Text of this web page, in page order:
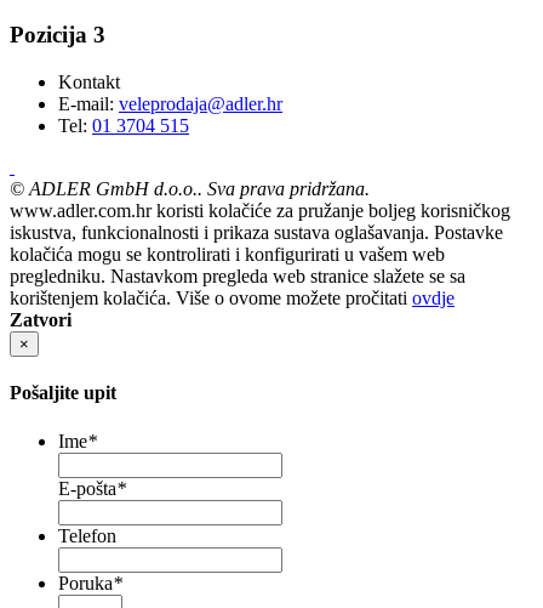
Pozicija 3
Kontakt
E-mail: veleprodaja@adler.hr
Tel: 01 3704 515
© ADLER GmbH d.o.o.. Sva prava pridržana.
www.adler.com.hr koristi kolačiće za pružanje boljeg korisničkog
iskustva, funkcionalnosti i prikaza sustava oglašavanja. Postavke
kolačića mogu se kontrolirati i konfigurirati u vašem web
pregledniku. Nastavkom pregleda web stranice slažete se sa
korištenjem kolačića. Više o ovome možete pročitati ovdje
Zatvori
×
Pošaljite upit
Ime*
E-pošta*
Telefon
Poruka*